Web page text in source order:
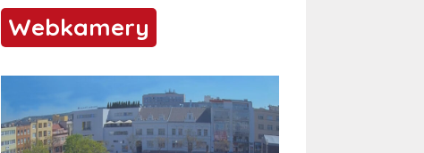
Webkamery